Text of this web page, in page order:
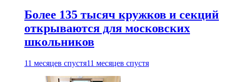
Более 135 тысяч кружков и секций
открываются для московских
школьников
11 месяцев спустя11 месяцев спустя